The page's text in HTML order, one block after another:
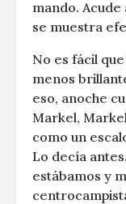
mando.
se muestra
No es fácil
menos
eso, anoche
Markel,
como un
Lo decía
estábamos y